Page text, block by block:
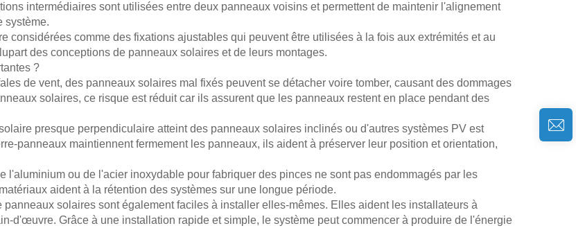
intermédiaires sont utilisées entre deux panneaux voisins et permettent de maintenir l'alignement
système.
considérées comme des fixations ajustables qui peuvent être utilisées à la fois aux extrémités et au
des conceptions de panneaux solaires et de leurs montages.
?
de vent, des panneaux solaires mal fixés peuvent se détacher voire tomber, causant des dommages
solaires, ce risque est réduit car ils assurent que les panneaux restent en place pendant des
presque perpendiculaire atteint des panneaux solaires inclinés ou d'autres systèmes PV est
panneaux maintiennent fermement les panneaux, ils aident à préserver leur position et orientation,
l'aluminium ou de l'acier inoxydable pour fabriquer des pinces ne sont pas endommagés par les
aident à la rétention des systèmes sur une longue période.
solaires sont également faciles à installer elles-mêmes. Elles aident les installateurs à
d'œuvre. Grâce à une installation rapide et simple, le système peut commencer à produire de l'énergie